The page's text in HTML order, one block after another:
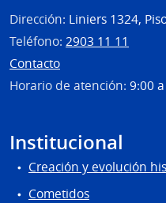
Dirección: Liniers 1324,
Teléfono: 2903 11 11
Contacto
Horario de atención: 9:00
Institucional
Creación y evolución
Cometidos